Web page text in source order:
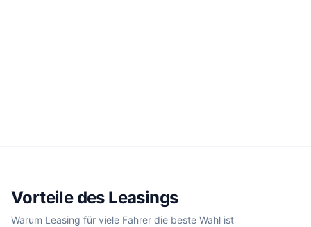
Vorteile des Leasings
Warum Leasing für viele Fahrer die beste Wahl ist